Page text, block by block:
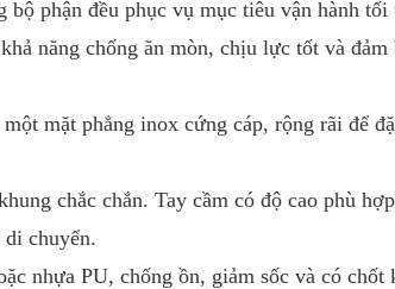
phận đều phục vụ mục tiêu vận hành tối
năng chống ăn mòn, chịu lực tốt và đảm
mặt phẳng inox cứng cáp, rộng rãi để
chắc chắn. Tay cầm có độ cao phù
chuyển.
nhựa PU, chống ồn, giảm sốc và có chốt